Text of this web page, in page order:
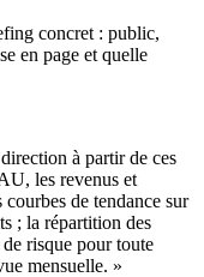
concret : public,
en page et quelle
à partir de ces
les revenus et
de tendance sur
; la répartition des
risque pour toute
mensuelle. »